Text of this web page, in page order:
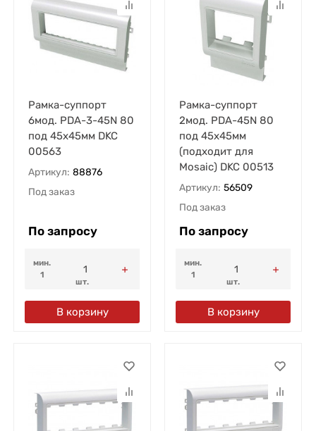
Рамка-суппорт
6мод. PDA-3-45N 80
под 45х45мм DKC
00563
Артикул: 88876
Под заказ
По запросу
мин.
1
шт.
В корзину
Рамка-суппорт
2мод. PDA-45N 80
под 45х45мм
(подходит для
Mosaic) DKC 00513
Артикул: 56509
Под заказ
По запросу
мин.
1
шт.
В корзину